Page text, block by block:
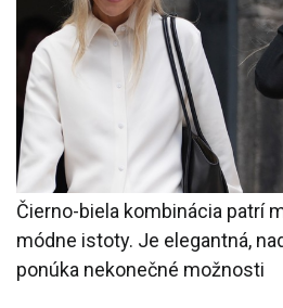
Čierno-biela kombinácia patrí
módne istoty. Je elegantná,
ponúka nekonečné možnosti